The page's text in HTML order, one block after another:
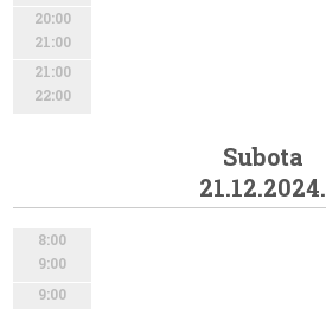
20:00
21:00
21:00
22:00
Subota
21.12.2024.
8:00
9:00
9:00